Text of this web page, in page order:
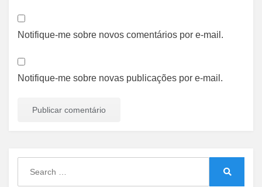
Notifique-me sobre novos comentários por e-mail.
Notifique-me sobre novas publicações por e-mail.